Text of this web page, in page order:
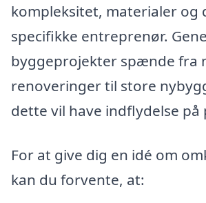
kompleksitet, materialer og
specifikke entreprenør.
byggeprojekter spænde fra
renoveringer til store
dette vil have indflydelse på
For at give dig en idé om
kan du forvente, at: